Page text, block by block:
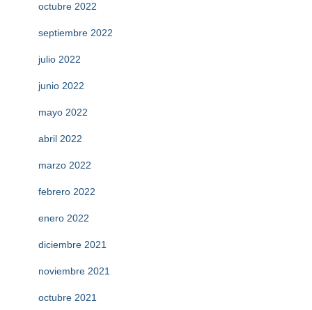
octubre 2022
septiembre 2022
julio 2022
junio 2022
mayo 2022
abril 2022
marzo 2022
febrero 2022
enero 2022
diciembre 2021
noviembre 2021
octubre 2021